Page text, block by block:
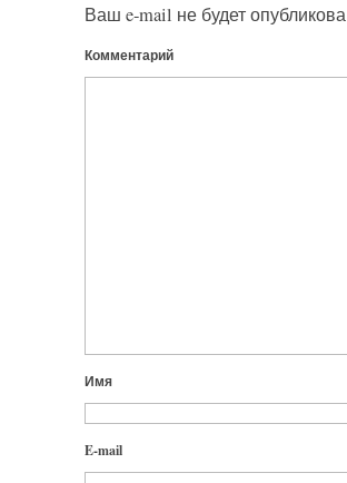
Ваш e-mail не будет
Комментарий
Имя
E-mail